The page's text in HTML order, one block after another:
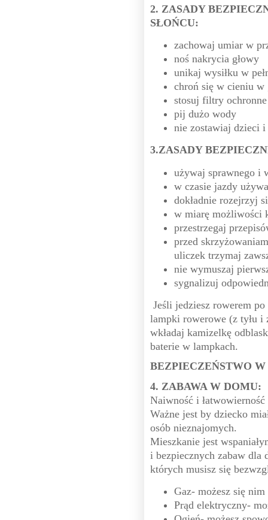
2. ZASADY
SŁOŃCU:
zachowaj umiar w
noś nakrycia głowy
unikaj wysiłku w
chroń się w cieniu w
stosuj filtry ochronne
pij dużo wody
nie zostawiaj dzieci
3.ZASADY
używaj sprawnego i
w czasie jazdy
dokładnie rozejrzyj
w miarę możliwości
przestrzegaj
przed
uliczek trzymaj
nie wymuszaj
sygnalizuj
Jeśli jedziesz rowerem
lampki rowerowe (z tyłu
wkładaj kamizelkę
baterie w lampkach.
BEZPIECZEŃSTWO
4. ZABAWA W DOMU:
Naiwność i
Ważne jest by dziecko
osób nieznajomych.
Mieszkanie jest
i bezpiecznych zabaw dla
których musisz się
Gaz- możesz się
Prąd elektryczny-